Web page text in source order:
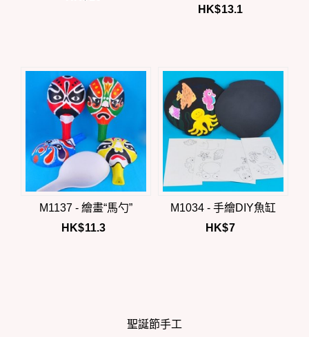
HK$13.1
M1137 - 繪畫“馬勺”
HK$11.3
M1034 - 手繪DIY魚缸
HK$7
聖誕節手工